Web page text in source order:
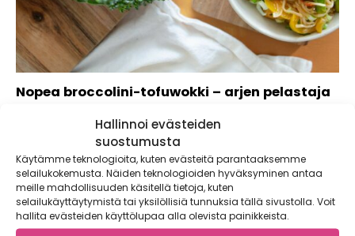
Hallinnoi evästeiden
suostumusta
Käytämme teknologioita, kuten evästeitä parantaaksemme
selailukokemusta. Näiden teknologioiden hyväksyminen antaa
meille mahdollisuuden käsitellä tietoja, kuten
selailukäyttäytymistä tai yksilöllisiä tunnuksia tällä sivustolla. Voit
hallita evästeiden käyttölupaa alla olevista painikkeista.
Nopea broccolini-tofuwokki – arjen pelastaja
Varsikaalit valloittavat kevään ensimmäisinä vihanneksina –
ne ovat maukkaita ja valmistuvat käden käänteessä.